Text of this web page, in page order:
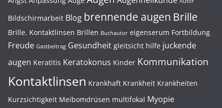
Bildschirmarbeit Blog brennende augen Brille
Brille. Kontaktlinsen Brillen Buchautor eigenserum Fortbildung
Freude Gastbeitrag Gesundheit gleitsicht hilfe juckende
augen Keratitis Keratokonus Kinder Kommunikation
Kontaktlinsen Krankhaft Krankheit Krankheiten
Kurzsichtigkeit Meibomdrüsen multifokal Myopie